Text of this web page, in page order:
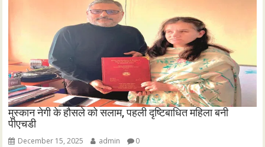
मुस्कान नेगी के हौसले को सलाम, पहली दृष्टिबाधित महिला बनी
पीएचडी
December 15, 2025 admin 0